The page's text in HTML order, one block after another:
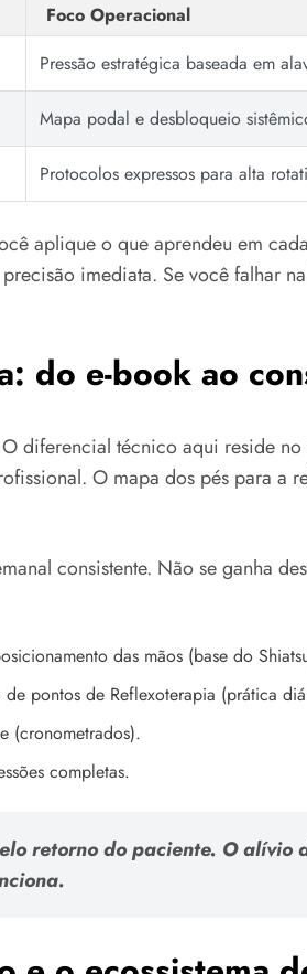
Foco Operacional
Pressão estratégica baseada em
Mapa podal e desbloqueio
Protocolos expressos para alta
aplique o que aprendeu em
imediata. Se você falhar
do e-book ao
diferencial técnico aqui reside
O mapa dos pés para a
consistente. Não se ganha
das mãos (base do
pontos de Reflexoterapia (prática
(cronometrados).
completas.
retorno do paciente. O